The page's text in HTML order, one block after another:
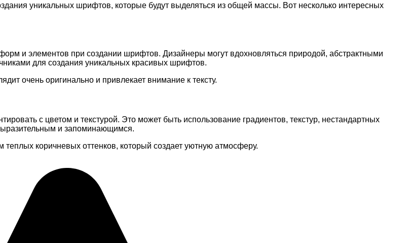
уникальных шрифтов, которые будут выделяться из общей массы. Вот несколько интересных
и элементов при создании шрифтов. Дизайнеры могут вдохновляться природой, абстрактными
для создания уникальных красивых шрифтов.
очень оригинально и привлекает внимание к тексту.
с цветом и текстурой. Это может быть использование градиентов, текстур, нестандартных
и запоминающимся.
коричневых оттенков, который создает уютную атмосферу.